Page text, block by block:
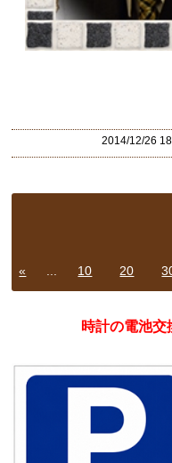
2014/12/26
« 10 20
時計の電池交